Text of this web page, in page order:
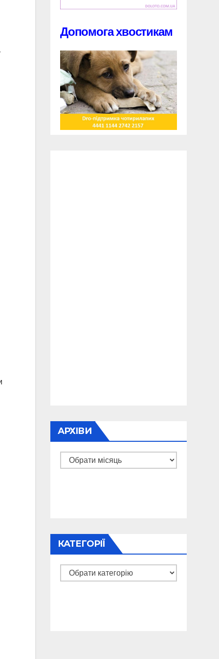
Допомога хвостикам
АРХІВИ
Архіви
КАТЕГОРІЇ
Категорії